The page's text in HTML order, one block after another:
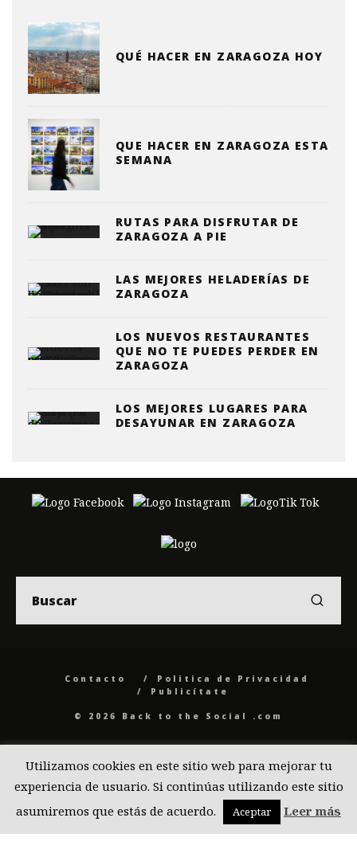
QUÉ HACER EN ZARAGOZA HOY
QUE HACER EN ZARAGOZA ESTA
SEMANA
RUTAS PARA DISFRUTAR DE
ZARAGOZA A PIE
LAS MEJORES HELADERÍAS DE
ZARAGOZA
LOS NUEVOS RESTAURANTES
QUE NO TE PUEDES PERDER EN
ZARAGOZA
LOS MEJORES LUGARES PARA
DESAYUNAR EN ZARAGOZA
Contacto
Politica de Privacidad
Publicítate
© 2026 Back to the Social .com
Utilizamos cookies en este sitio web para mejorar tu
experiencia de usuario. Si continúas utilizando este sitio
asumiremos que estás de acuerdo.
Aceptar Leer más